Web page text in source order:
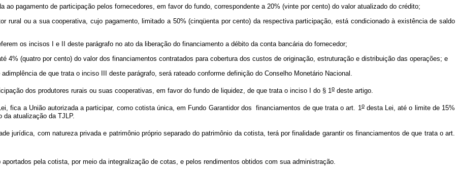
pagamento de participação pelos fornecedores, em favor do fundo, correspondente a 20% (vinte por cento) do valor atualizado do crédito;
rural ou a sua cooperativa, cujo pagamento, limitado a 50% (cinqüenta por cento) da respectiva participação, está condicionado à existência de saldo
os incisos I e II deste parágrafo no ato da liberação do financiamento a débito da conta bancária do fornecedor;
4% (quatro por cento) do valor dos financiamentos contratados para cobertura dos custos de originação, estruturação e distribuição das operações; e
de que trata o inciso III deste parágrafo, será rateado conforme definição do Conselho Monetário Nacional.
dos produtores rurais ou suas cooperativas, em favor do fundo de liquidez, de que trata o inciso I do § 1 o deste artigo.
fica a União autorizada a participar, como cotista única, em Fundo Garantidor dos financiamentos de que trata o art. 1odesta Lei, até o limite de 15%
da atualização da TJLP.
jurídica, com natureza privada e patrimônio próprio separado do patrimônio da cotista, terá por finalidade garantir os financiamentos de que trata o art.
pela cotista, por meio da integralização de cotas, e pelos rendimentos obtidos com sua administração.